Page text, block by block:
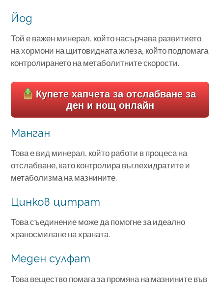
Йод
Той е важен минерал, който насърчава развитието
на хормони на щитовидната жлеза, който подпомага
контролирането на метаболитните скорости.
Купете хапчета за отслабване за
ден и нощ онлайн
Манган
Това е вид минерал, който работи в процеса на
отслабване, като контролира въглехидратите и
метаболизма на мазнините.
Цинков цитрат
Това съединение може да помогне за идеално
храносмилане на храната.
Меден сулфат
Това вещество помага за промяна на мазнините във